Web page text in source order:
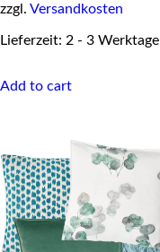
zzgl. Versandkosten
Lieferzeit: 2 - 3 Werktage
Add to cart